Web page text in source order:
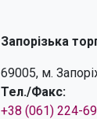
Запорізька
69005, м.
Тел./Факс:
+38 (061) 224-